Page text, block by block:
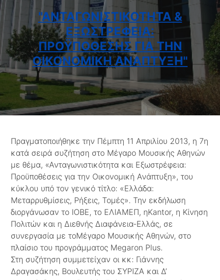
"ΑΝΤΑΓΩΝΙΣΤΙΚΌΤΗΤΑ &
ΕΞΩΣΤΡΈΦΕΙΑ:
ΠΡΟΫΠΟΘΈΣΗΣ ΓΙΑ ΤΗΝ
ΟΙΚΟΝΟΜΙΚΉ ΑΝΆΠΤΥΞΗ"
Πραγματοποιήθηκε την Πέμπτη 11 Απριλίου 2013, η 7η
κατά σειρά συζήτηση στο Μέγαρο Μουσικής Αθηνών
με θέμα, «Ανταγωνιστικότητα και Εξωστρέφεια:
Προϋποθέσεις για την Οικονομική Ανάπτυξη», του
κύκλου υπό τον γενικό τίτλο: «Ελλάδα:
Μεταρρυθμίσεις, Ρήξεις, Τομές». Την εκδήλωση
διοργάνωσαν το ΙΟΒΕ, το ΕΛΙΑΜΕΠ, ηKantor, η Κίνηση
Πολιτών και η Διεθνής Διαφάνεια-Ελλάς, σε
συνεργασία με τοΜέγαρο Μουσικής Αθηνών, στο
πλαίσιο του προγράμματος Megaron Plus.
Στη συζήτηση συμμετείχαν οι κκ: Γιάννης
Δραγασάκης, Βουλευτής του ΣΥΡΙΖΑ και Δ’